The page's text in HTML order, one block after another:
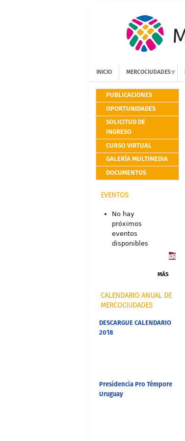
INICIO MERCOCIUDADES
PUBLICACIONES
OPORTUNIDADES
SOLICITUD DE
INGRESO
CURSO VIRTUAL
GALERÍA MULTIMEDIA
DOCUMENTOS
EVENTOS
No hay
próximos
eventos
disponibles
MÁS
CALENDARIO ANUAL DE
MERCOCIUDADES
DESCARGUE CALENDARIO
2018
Presidencia Pro Témpore
Uruguay